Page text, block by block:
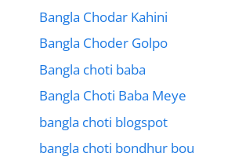
Bangla Chodar Kahini
Bangla Choder Golpo
Bangla choti baba
Bangla Choti Baba Meye
bangla choti blogspot
bangla choti bondhur bou